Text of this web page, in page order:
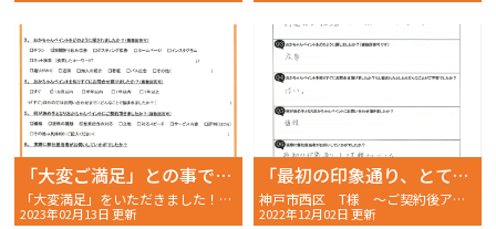
「大変ご満足」との事です。
「大変満足」をいただきました！明石市大久保町 A様 〜ご契約後アンケート〜
2023年02月13日 更新
「最初の印象通り、とても親切でした」
神戸市西区 T様 〜ご契約後アンケート〜 おかちゃんペイント
2022年12月02日 更新